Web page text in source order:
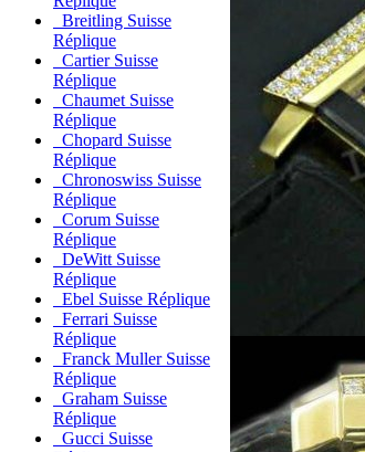
Breitling Suisse
Réplique
Cartier Suisse
Réplique
Chaumet Suisse
Réplique
Chopard Suisse
Réplique
Chronoswiss Suisse
Réplique
Corum Suisse
Réplique
DeWitt Suisse
Réplique
Ebel Suisse Réplique
Ferrari Suisse
Réplique
Franck Muller Suisse
Réplique
Graham Suisse
Réplique
Gucci Suisse